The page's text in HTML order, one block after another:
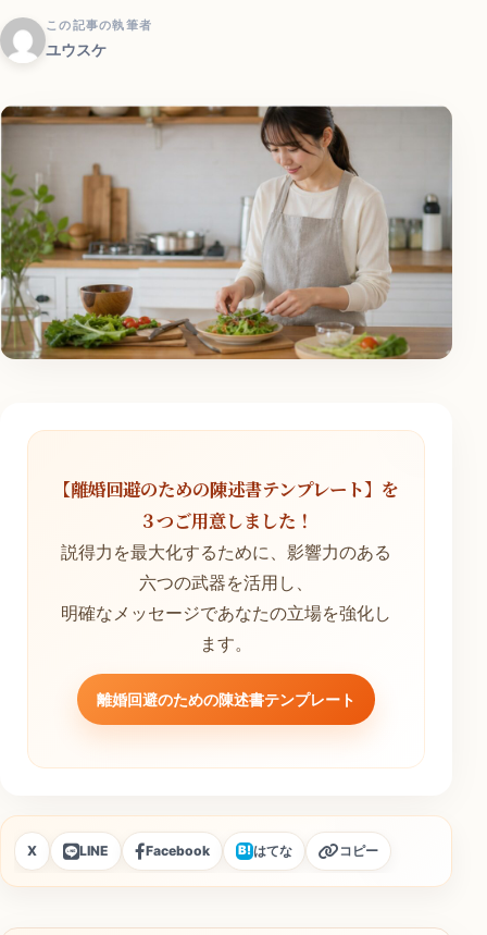
この記事の執筆者
ユウスケ
【離婚回避のための陳述書テンプレート】を
３つご用意しました！
説得力を最大化するために、影響力のある
六つの武器を活用し、
明確なメッセージであなたの立場を強化し
ます。
離婚回避のための陳述書テンプレート
X LINE Facebook B!はてな コピー